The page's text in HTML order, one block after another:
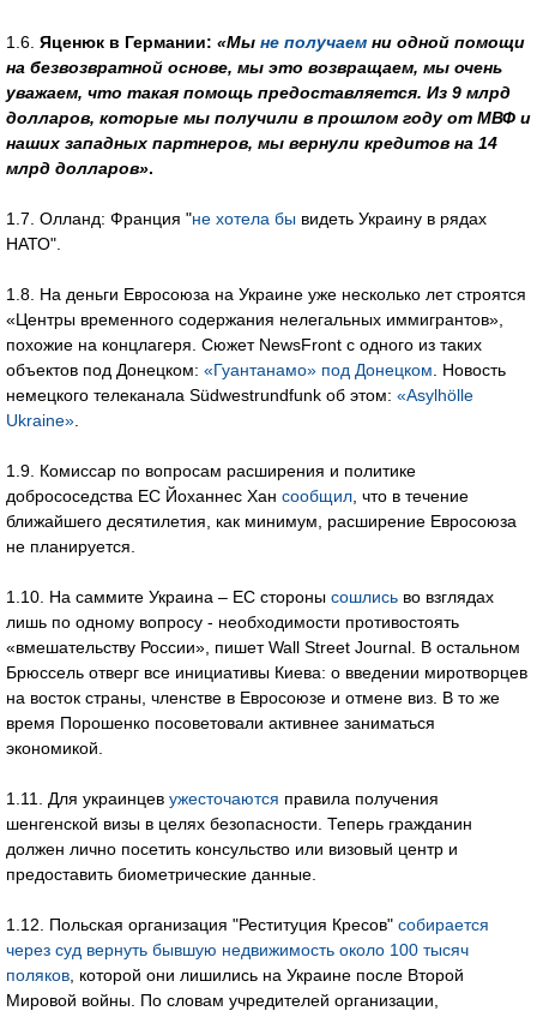
1.6. Яценюк в Германии: «Мы не получаем ни одной помощи
на безвозвратной основе, мы это возвращаем, мы очень
уважаем, что такая помощь предоставляется. Из 9 млрд
долларов, которые мы получили в прошлом году от МВФ и
наших западных партнеров, мы вернули кредитов на 14
млрд долларов».
1.7. Олланд: Франция "не хотела бы видеть Украину в рядах
НАТО".
1.8. На деньги Евросоюза на Украине уже несколько лет строятся
«Центры временного содержания нелегальных иммигрантов»,
похожие на концлагеря. Сюжет NewsFront с одного из таких
объектов под Донецком: «Гуантанамо» под Донецком . Новость
немецкого телеканала Südwestrundfunk об этом: «Asylhölle
Ukraine»
1.9. Комиссар по вопросам расширения и политике
добрососедства ЕС Йоханнес Хан сообщил , что в течение
ближайшего десятилетия, как минимум, расширение Евросоюза
не планируется.
1.10. На саммите Украина – ЕС стороны сошлись во взглядах
лишь по одному вопросу - необходимости противостоять
«вмешательству России», пишет Wall Street Journal. В остальном
Брюссель отверг все инициативы Киева: о введении миротворцев
на восток страны, членстве в Евросоюзе и отмене виз. В то же
время Порошенко посоветовали активнее заниматься
экономикой.
1.11. Для украинцев ужесточаются правила получения
шенгенской визы в целях безопасности. Теперь гражданин
должен лично посетить консульство или визовый центр и
предоставить биометрические данные.
1.12. Польская организация "Реституция Кресов" собирается
через суд вернуть бывшую недвижимость около 100 тысяч
поляков , которой они лишились на Украине после Второй
Мировой войны. По словам учредителей организации,